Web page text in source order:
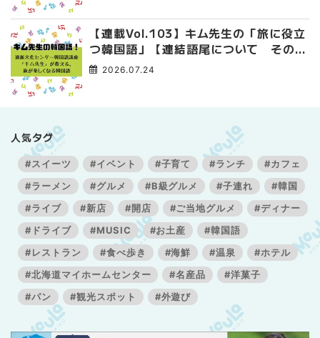
【連載Vol.103】キム先生の「旅に役立
つ韓国語」【連結語尾について その
3】2026.07.24
人気タグ
#スイーツ #イベント #子育て #ランチ
#カフェ
#ラーメン
#グルメ #B級グルメ #子連れ
#韓国
#ライブ
#新店 #開店 #ご当地グルメ
#ディナー
#ドライブ
#MUSIC #お土産
#韓国語
#レストラン
#食べ歩き #海鮮 #温泉
#ホテル
#北海道マイホームセンター
#名産品
#洋菓子
#パン
#観光スポット #外遊び